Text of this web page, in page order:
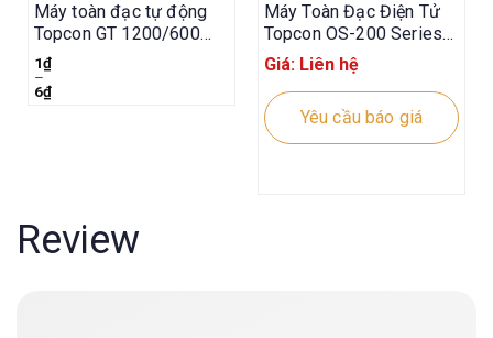
Máy toàn đạc tự động
Topcon GT 1200/600
series
1₫
–
6₫
Máy Toàn Đạc Điện Tử
Topcon OS-200 Series
(OS-201, OS-202)
Giá: Liên hệ
Yêu cầu báo giá
Review